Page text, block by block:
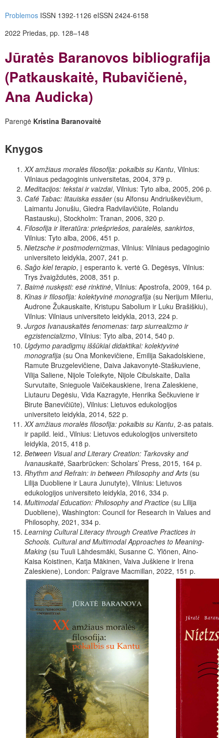
Problemos ISSN 1392-1126 eISSN 2424-6158
2022 Priedas, pp. 128–148
Jūratės Baranovos bibliografija
(Patkauskaitė, Rubavičienė,
Ana Audicka)
Parengė Kristina Baranovaitė
Knygos
XX amžiaus moralės filosofija: pokalbis su Kantu, Vilnius:
Vilniaus pedagoginis universitetas, 2004, 379 p.
Meditacijos: tekstai ir vaizdai, Vilnius: Tyto alba, 2005, 206 p.
Café Tabac: litauiska essäer(su Alfonsu Andriuškevičium,
Laimantu Jonušiu, Gied­ra Radvilavičiūte, Rolandu
Rastausku), Stockholm: Tranan, 2006, 320 p.
Filosofija ir literatūra: priešpriešos, paralelės, sankirtos,
Vilnius: Tyto alba, 2006, 451 p.
Nietzsche ir postmodernizmas, Vilnius: Vilniaus pedagoginio
universiteto leidykla, 2007, 241 p.
Saĝo kiel terapio, į esperanto k. vertė G. Degėsys, Vilnius:
Trys žvaigždutės, 2008, 351 p.
Baimė nuskęsti: esė rinktinė, Vilnius: Apostrofa, 2009, 164 p.
Kinas ir filosofija: kolektyvinė monografija (su Nerijum Mileriu,
Audrone Žukauskaite, Kristupu Sabolium ir Luku Brašiškiu),
Vilnius: Vilniaus universiteto leidykla, 2013, 224 p.
Jurgos Ivanauskaitės fenomenas: tarp siurrealizmo ir
egzistencializmo, Vilnius: Tyto alba, 2014, 540 p.
Ugdymo paradigmų iššūkiai didaktikai: kolektyvinė
monografija (su Ona Monkevičiene, Emilija Sakadolskiene,
Ramute Bruzgelevičiene, Daiva Jakavonytė-Staškuviene,
Vilija Saliene, Nijole Toleikyte, Nijole Cibulskaite, Dalia
Survutaite, Snieguole Vaičekauskiene, Irena Zaleskiene,
Liutauru Degėsiu, Vida Kazragyte, Henrika Šečkuviene ir
Birute Banevičiūte), Vilnius: Lietuvos edukologijos
universiteto leidykla, 2014, 522 p.
XX amžiaus moralės filosofija: pokalbis su Kantu, 2-as patais.
ir papild. leid., Vilnius: Lietuvos edukologijos universiteto
leidykla, 2015, 418 p.
Between Visual and Literary Creation: Tarkovsky and
Ivanauskaitė, Saarbrücken: Scholars’ Press, 2015, 164 p.
Rhythm and Refrain: in between Philosophy and Arts (su
Lilija Duobliene ir Laura Junutyte), Vilnius: Lietuvos
edukologijos universiteto leidykla, 2016, 334 p.
Multimodal Education: Philosophy and Practice (su Lilija
Duobliene), Washington: Council for Research in Values and
Philosophy, 2021, 334 p.
Learning Cultural Literacy through Creative Practices in
Schools. Cultural and Multimodal Approaches to Meaning-
Making (su Tuuli Lähdesmäki, Susanne C. Ylönen, Aino-
Kaisa Koistinen, Katja Mäkinen, Vaiva Juškiene ir Irena
Zaleskiene), London: Palgrave Macmillan, 2022, 151 p.